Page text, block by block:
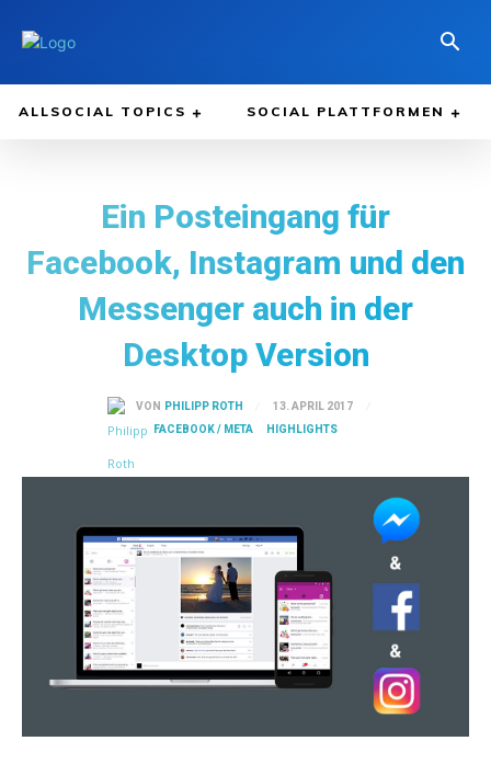
ALLSOCIAL TOPICS SOCIAL PLATTFORMEN
Ein Posteingang für
Facebook, Instagram und den
Messenger auch in der
Desktop Version
VON PHILIPP ROTH
13. APRIL 2017
FACEBOOK / META
HIGHLIGHTS